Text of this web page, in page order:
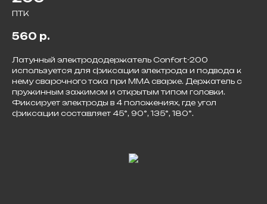
ПТК
560 р.
Латунный электрододержатель Confort-200
используется для фиксации электрода и подвода к
нему сварочного тока при ММА сварке. Держатель с
пружинным зажимом и открытым типом головки.
Фиксирует электроды в 4 положениях, где угол
фиксации составляет 45°, 90°, 135°, 180°.